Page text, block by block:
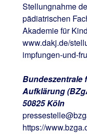
Stellungnahme
pädiatrischen
Akademie für
www.dakj.de/
impfungen-und-
Bundeszentrale
Aufklärung
50825 Köln
https://